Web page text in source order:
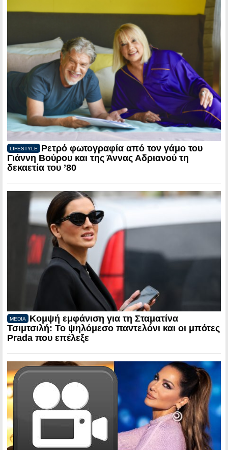
LIFESTYLE
Ρετρό φωτογραφία από τον γάμο του
Γιάννη Βούρου και της Άννας Αδριανού τη
δεκαετία του ’80
MEDIA
Κομψή εμφάνιση για τη Σταματίνα
Τσιμτσιλή: Το ψηλόμεσο παντελόνι και οι μπότες
Prada που επέλεξε